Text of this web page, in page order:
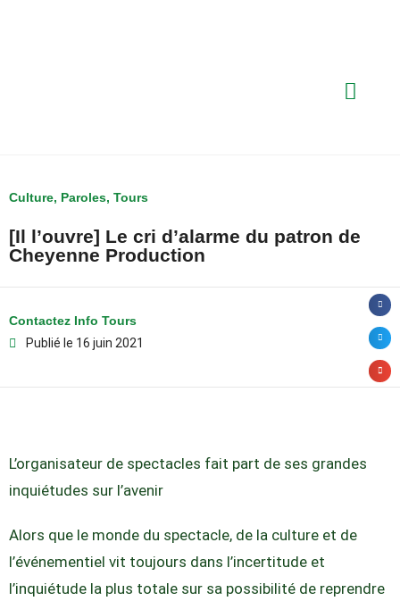
Culture, Paroles, Tours
[Il l’ouvre] Le cri d’alarme du patron de
Cheyenne Production
Contactez Info Tours
Publié le 16 juin 2021
L’organisateur de spectacles fait part de ses grandes
inquiétudes sur l’avenir
Alors que le monde du spectacle, de la culture et de
l’événementiel vit toujours dans l’incertitude et
l’inquiétude la plus totale sur sa possibilité de reprendre